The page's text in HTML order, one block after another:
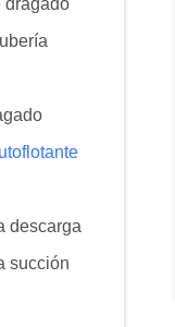
dragado
descarga
succión